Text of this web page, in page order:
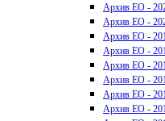
Архив ЕО -
Архив ЕО -
Архив ЕО -
Архив ЕО -
Архив ЕО -
Архив ЕО -
Архив ЕО -
Архив ЕО -